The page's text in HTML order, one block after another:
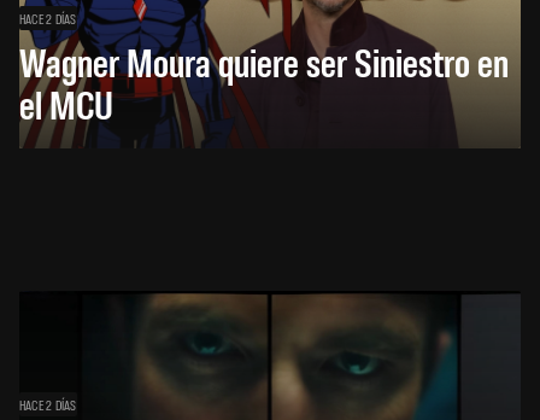
HACE 2 DÍAS
Wagner Moura quiere ser Siniestro en
el MCU
HACE 2 DÍAS